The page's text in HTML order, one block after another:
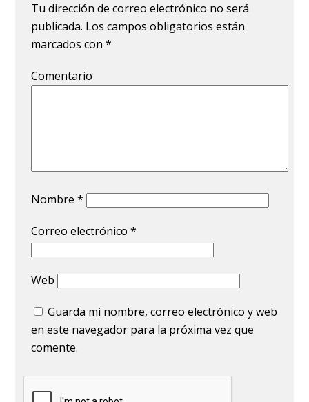
Tu dirección de correo electrónico no será
publicada. Los campos obligatorios están
marcados con*
Comentario
Nombre*
Correo electrónico*
Web
Guarda mi nombre, correo electrónico y web
en este navegador para la próxima vez que
comente.